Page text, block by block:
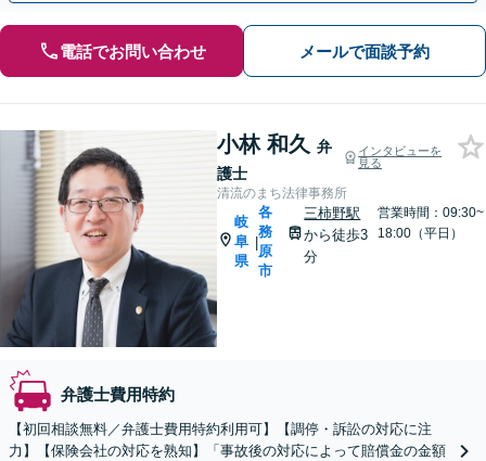
電話でお問い合わせ メールで面談予約
小林 和久 弁
護士
インタビューを
見る
清流のまち法律事務所
岐
阜
県
|
各
務
原
市
三柿野駅
から徒歩3
分
営業時間：09:30~
18:00（平日）
弁護士費用特約
【初回相談無料／弁護士費用特約利用可】【調停・訴訟の対応に注
力】【保険会社の対応を熟知】「事故後の対応によって賠償金の金額